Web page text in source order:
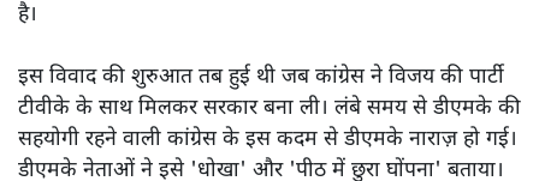
है।
इस विवाद की शुरुआत तब हुई थी जब कांग्रेस ने विजय की पार्टी
टीवीके के साथ मिलकर सरकार बना ली। लंबे समय से डीएमके की
सहयोगी रहने वाली कांग्रेस के इस कदम से डीएमके नाराज़ हो गई।
डीएमके नेताओं ने इसे 'धोखा' और 'पीठ में छुरा घोंपना' बताया।